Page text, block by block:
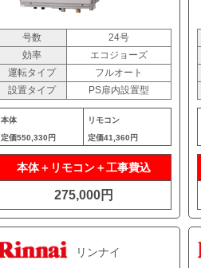
号数
24号
効率
エコジョーズ
運転タイプ
フルオート
設置タイプ
PS扉内設置型
本体
定価550,330円
リモコン
定価41,360円
本体＋リモコン＋工事費込
275,000円
リンナイ